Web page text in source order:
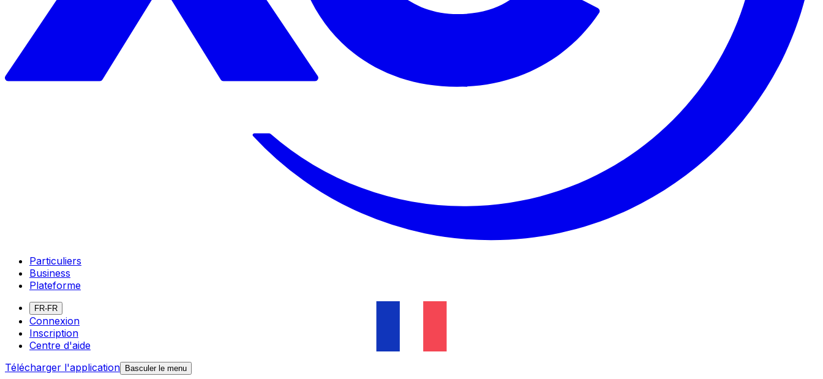
Particuliers
Business
Plateforme
FR-FR
Connexion
Inscription
Centre d'aide
Télécharger l'application Basculer le menu